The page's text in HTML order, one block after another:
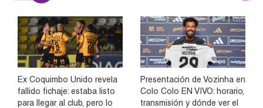
Ex Coquimbo Unido revela
fallido fichaje: estaba listo
para llegar al club, pero lo
Presentación de Vozinha en
Colo Colo EN VIVO: horario,
transmisión y dónde ver el